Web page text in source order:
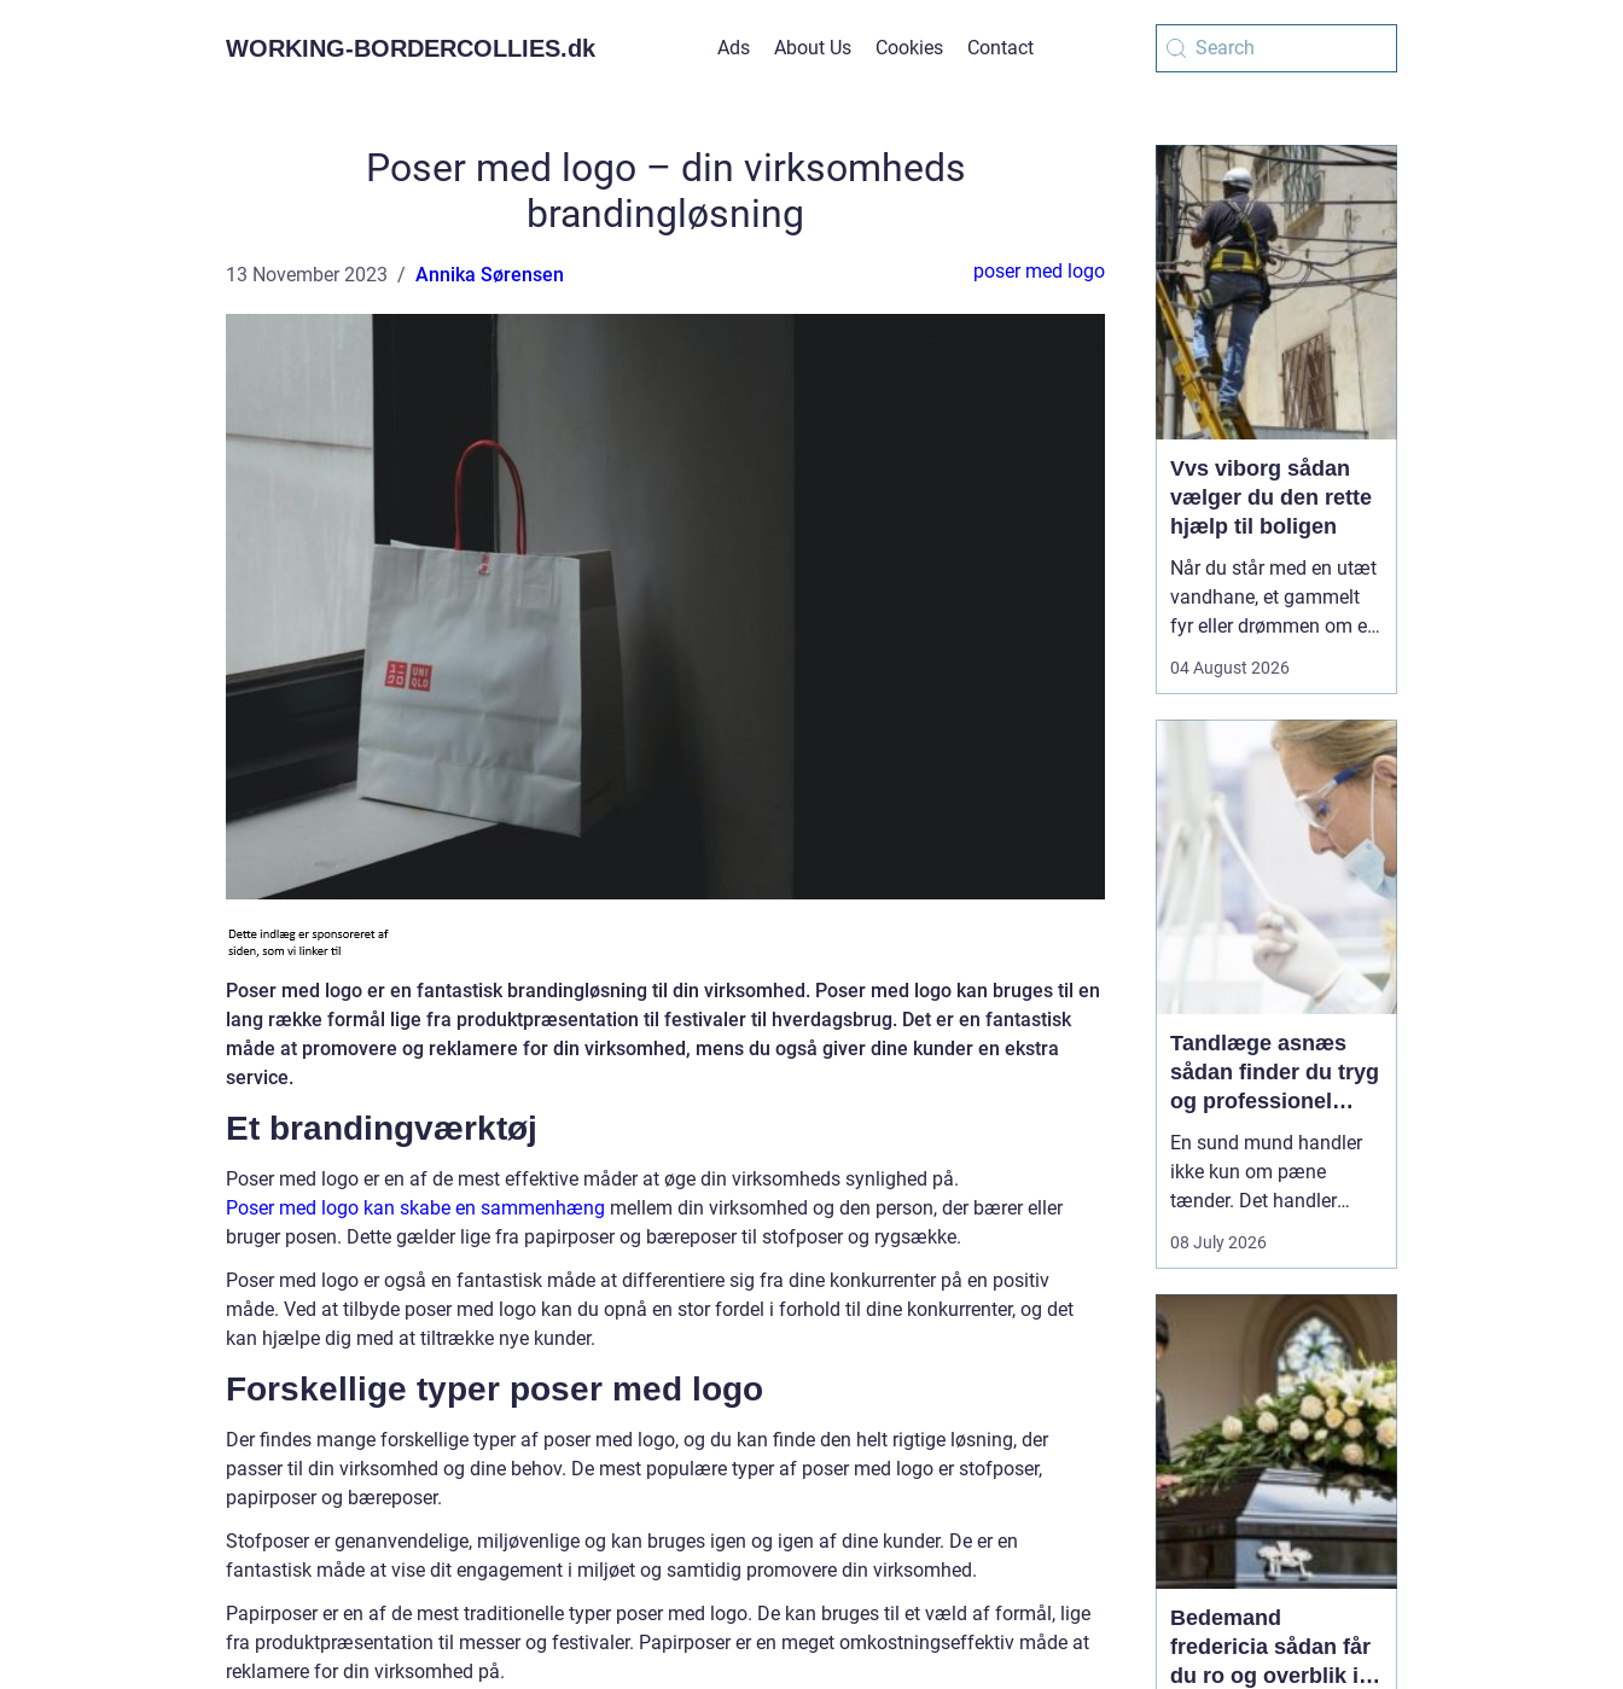
WORKING-BORDERCOLLIES.dk Ads About Us Cookies Contact
Poser med logo – din virksomheds
brandingløsning
13 November 2023 Annika Sørensen poser med logo
Poser med logo er en fantastisk brandingløsning til din virksomhed. Poser med logo kan bruges til en
lang række formål lige fra produktpræsentation til festivaler til hverdagsbrug. Det er en fantastisk
måde at promovere og reklamere for din virksomhed, mens du også giver dine kunder en ekstra
service.
Et brandingværktøj
Poser med logo er en af de mest effektive måder at øge din virksomheds synlighed på.
Poser med logo kan skabe en sammenhæng mellem din virksomhed og den person, der bærer eller
bruger posen. Dette gælder lige fra papirposer og bæreposer til stofposer og rygsække.
Poser med logo er også en fantastisk måde at differentiere sig fra dine konkurrenter på en positiv
måde. Ved at tilbyde poser med logo kan du opnå en stor fordel i forhold til dine konkurrenter, og det
kan hjælpe dig med at tiltrække nye kunder.
Forskellige typer poser med logo
Der findes mange forskellige typer af poser med logo, og du kan finde den helt rigtige løsning, der
passer til din virksomhed og dine behov. De mest populære typer af poser med logo er stofposer,
papirposer og bæreposer.
Stofposer er genanvendelige, miljøvenlige og kan bruges igen og igen af dine kunder. De er en
fantastisk måde at vise dit engagement i miljøet og samtidig promovere din virksomhed.
Papirposer er en af de mest traditionelle typer poser med logo. De kan bruges til et væld af formål, lige
fra produktpræsentation til messer og festivaler. Papirposer er en meget omkostningseffektiv måde at
reklamere for din virksomhed på.
Vvs viborg sådan
vælger du den rette
hjælp til boligen
Når du står med en utæt
vandhane, et gammelt
fyr eller drømmen om et
dygtig VVSer være
løsning og en dyr
langtidsskade. I Viborg
og omegn findes der
mange fagfolk, men
hvordan sikrer du dig, at
04 August 2026
Tandlæge asnæs
sådan finder du tryg
og professionel
tandpleje
En sund mund handler
ikke kun om pæne
tænder. Det handler
også om at kunne spise
uden smerter, tale frit og
bekymret. For mange i
og omkring Asnæs kan
det dog være en
udfordring at finde den
rette tandlæge, især hvis
man har haft d...
08 July 2026
Bedemand
fredericia sådan får
du ro og overblik i